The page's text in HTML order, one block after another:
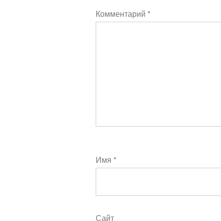
Комментарий *
Имя *
Сайт